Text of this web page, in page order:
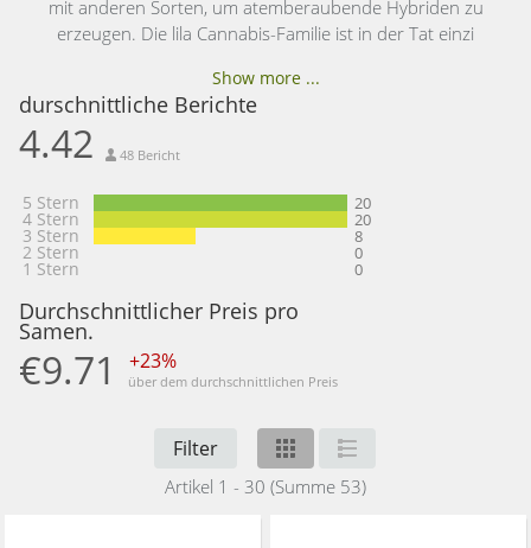
mit anderen Sorten, um atemberaubende Hybriden zu
erzeugen. Die lila Cannabis-Familie ist in der Tat einzi
Show more ...
durschnittliche Berichte
4.42 48 Bericht
5 Stern 20
4 Stern 20
3 Stern 8
2 Stern 0
1 Stern 0
Durchschnittlicher Preis pro
Samen.
€9.71 +23%
über dem durchschnittlichen Preis
Filter
Artikel 1 - 30 (Summe 53)